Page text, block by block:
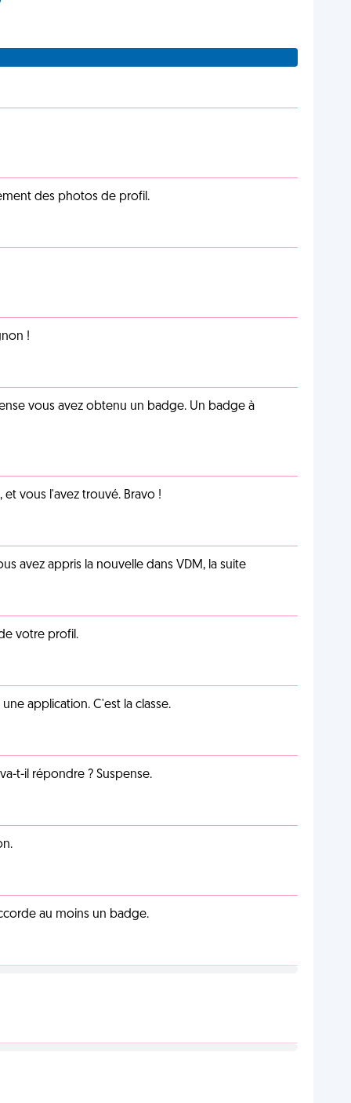
des photos de profil.
!
vous avez obtenu un badge. Un badge à
vous l'avez trouvé. Bravo !
avez appris la nouvelle dans VDM, la suite
votre profil.
application. C'est la classe.
t-il répondre ? Suspense.
au moins un badge.